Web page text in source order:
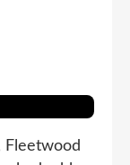
Fleetwood